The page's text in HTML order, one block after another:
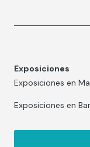
Exposiciones
Exposiciones en
Exposiciones en